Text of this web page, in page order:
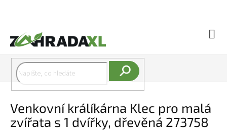
Venkovní králíkárna Klec pro malá
zvířata s 1 dvířky, dřevěná 273758